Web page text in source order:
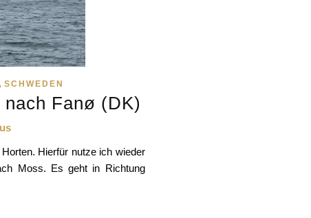
,SCHWEDEN
Fanø (DK)
Hierfür nutze ich wieder
Moss. Es geht in Richtung